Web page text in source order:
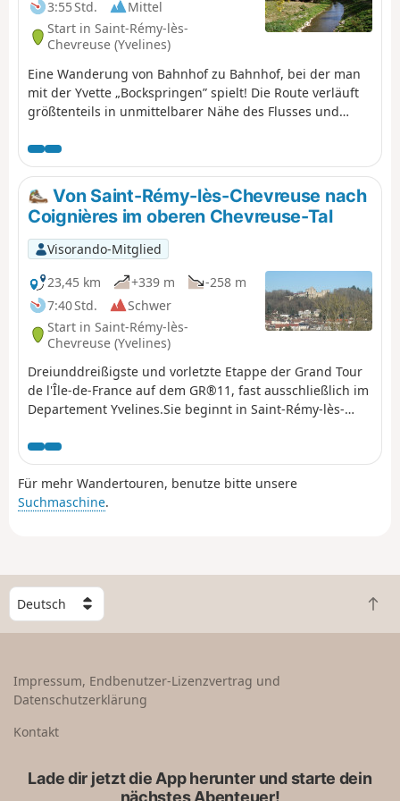
3:55 Std.
Mittel
Start in Saint-Rémy-lès-
Chevreuse (Yvelines)
Eine Wanderung von Bahnhof zu Bahnhof, bei der man
mit der Yvette „Bockspringen” spielt! Die Route verläuft
größtenteils in unmittelbarer Nähe des Flusses und
den im westlichen Teil des Campus der Universität Paris-
Sud.
Von Saint-Rémy-lès-Chevreuse nach
Coignières im oberen Chevreuse-Tal
Visorando-Mitglied
23,45 km
+339 m
-258 m
7:40 Std.
Schwer
Start in Saint-Rémy-lès-
Chevreuse (Yvelines)
Dreiunddreißigste und vorletzte Etappe der Grand Tour
de l'Île-de-France auf dem GR®11, fast ausschließlich im
Departement Yvelines.Sie beginnt in Saint-Rémy-lès-
Yvette-Tal hinauf und durch den Regionalen Naturpark
Haute Vallée de Chevreuse mit seinem reichen Natur-
und Kulturerbe gewandert ist, nur wenige Kilometer von
Paris und seinen Vororten entfernt.
Für mehr Wandertouren, benutze bitte unsere
Suchmaschine.
W
ä
h
e
n
Z
u
Impressum, Endbenutzer-Lizenzvertrag und
Datenschutzerklärung
Kontakt
Lade dir jetzt die App herunter und starte dein
nächstes Abenteuer!